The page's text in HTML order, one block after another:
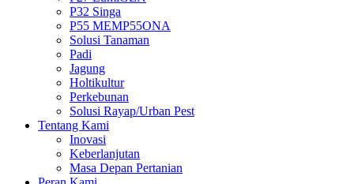
P32 Singa
P55 MEMP55ONA
Solusi Tanaman
Padi
Jagung
Holtikultur
Perkebunan
Solusi Rayap/Urban Pest
Tentang Kami
Inovasi
Keberlanjutan
Masa Depan Pertanian